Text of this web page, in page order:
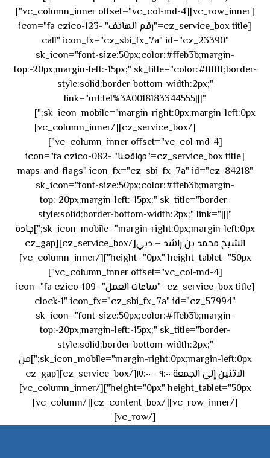
[vc_row_inner][vc_column_inner offset="vc_col-md-4"]
[cz_service_box title="رقم الهاتف" icon="fa czico-123-
call" icon_fx="cz_sbi_fx_7a" id="cz_23390"
sk_icon="font-size:50px;color:#ffeb3b;margin-
top:-20px;margin-left:-15px;" sk_title="color:#ffffff;border-
style:solid;border-bottom-width:2px;"
link="url:tel%3A0018183344555|||"
sk_icon_mobile="margin-right:0px;margin-left:0px;"]
[/cz_service_box][/vc_column_inner]
[vc_column_inner offset="vc_col-md-4"]
[cz_service_box title="مواقعنا" icon="fa czico-082-
maps-and-flags" icon_fx="cz_sbi_fx_7a" id="cz_84218"
sk_icon="font-size:50px;color:#ffeb3b;margin-
top:-20px;margin-left:-15px;" sk_title="border-
style:solid;border-bottom-width:2px;" link="|||"
sk_icon_mobile="margin-right:0px;margin-left:0px;"]جادة
الشيخ محمد بن راشد – دبي[/cz_service_box][cz_gap
height="0px" height_tablet="50px"][/vc_column_inner]
[vc_column_inner offset="vc_col-md-4"]
[cz_service_box title="ساعات العمل" icon="fa czico-109-
clock-1" icon_fx="cz_sbi_fx_7a" id="cz_57994"
sk_icon="font-size:50px;color:#ffeb3b;margin-
top:-20px;margin-left:-15px;" sk_title="border-
style:solid;border-bottom-width:2px;"
sk_icon_mobile="margin-right:0px;margin-left:0px;"]من
الاثنين إلى الجمعة ٩:٠٠ - ١٧:٠٠[/cz_service_box][cz_gap
height="0px" height_tablet="50px"][/vc_column_inner]
[/vc_row_inner][/cz_content_box][/vc_column]
[/vc_row]